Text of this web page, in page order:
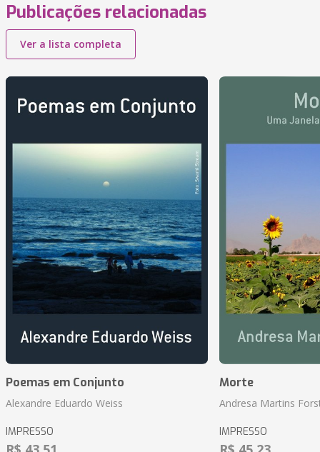
Publicações relacionadas
Ver a lista completa
Poemas em Conjunto
Alexandre Eduardo Weiss
IMPRESSO
Morte
Andresa Martins
IMPRESSO